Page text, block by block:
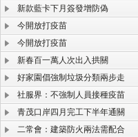
新款藍卡下月簽發增防偽
今開放打疫苗
今開放打疫苗
新春百一萬人次出入拱關
好家園倡強制垃圾分類兩步走
社服界：不強制人員接種疫苗
青茂口岸四月完工下半年通關
二常會：建築防火兩法需配合